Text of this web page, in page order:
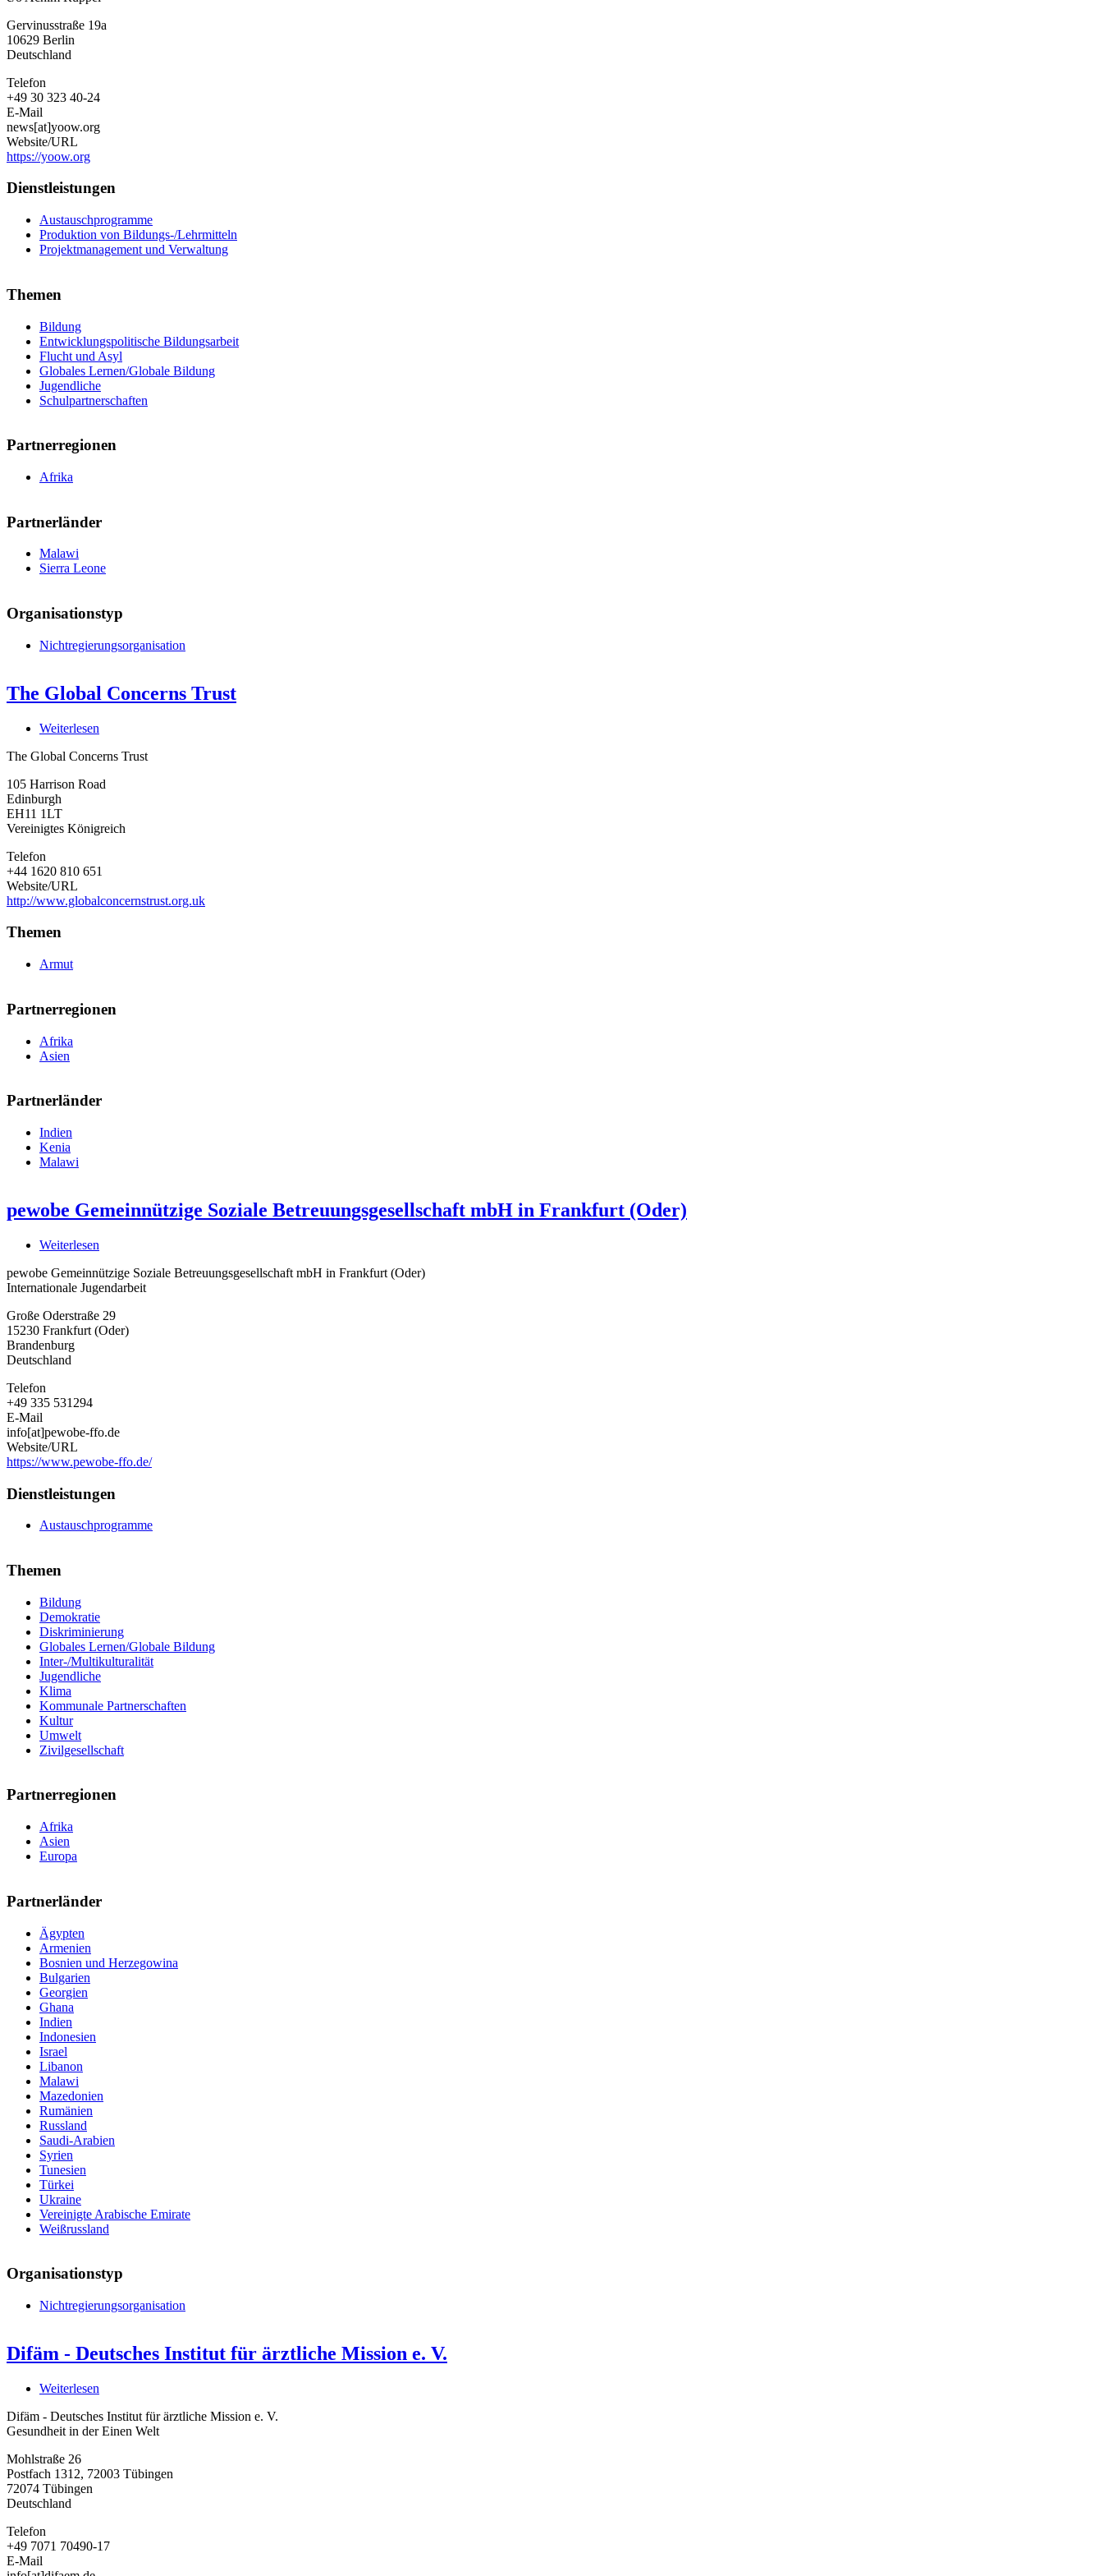
for
Gervinusstraße 19a
10629 Berlin
Deutschland
Telefon
+49 30 323 40-24
E-Mail
news[at]yoow.org
Website/URL
https://yoow.org
Dienstleistungen
Austauschprogramme
Produktion von Bildungs-/Lehrmitteln
Projektmanagement und Verwaltung
Themen
Bildung
Entwicklungspolitische Bildungsarbeit
Flucht und Asyl
Globales Lernen/Globale Bildung
Jugendliche
Schulpartnerschaften
Partnerregionen
Afrika
Partnerländer
Malawi
Sierra Leone
Organisationstyp
Nichtregierungsorganisation
The Global Concerns Trust
Weiterlesen
Global
Trust
The Global Concerns Trust
105 Harrison Road
Edinburgh
EH11 1LT
Vereinigtes Königreich
Telefon
+44 1620 810 651
Website/URL
http://www.globalconcernstrust.org.uk
Themen
Armut
Partnerregionen
Afrika
Asien
Partnerländer
Indien
Kenia
Malawi
pewobe Gemeinnützige Soziale Betreuungsgesellschaft mbH in Frankfurt (Oder)
Weiterlesen
Gemeinnützige
Soziale
mbH
in
pewobe Gemeinnützige Soziale Betreuungsgesellschaft mbH in Frankfurt (Oder)
Internationale Jugendarbeit
Große Oderstraße 29
15230 Frankfurt (Oder)
Brandenburg
Deutschland
Telefon
+49 335 531294
E-Mail
info[at]pewobe-ffo.de
Website/URL
https://www.pewobe-ffo.de/
Dienstleistungen
Austauschprogramme
Themen
Bildung
Demokratie
Diskriminierung
Globales Lernen/Globale Bildung
Inter-/Multikulturalität
Jugendliche
Klima
Kommunale Partnerschaften
Kultur
Umwelt
Zivilgesellschaft
Partnerregionen
Afrika
Asien
Europa
Partnerländer
Ägypten
Armenien
Bosnien und Herzegowina
Bulgarien
Georgien
Ghana
Indien
Indonesien
Israel
Libanon
Malawi
Mazedonien
Rumänien
Russland
Saudi-Arabien
Syrien
Tunesien
Türkei
Ukraine
Vereinigte Arabische Emirate
Weißrussland
Organisationstyp
Nichtregierungsorganisation
Difäm - Deutsches Institut für ärztliche Mission e. V.
Weiterlesen
-
Deutsches
ärztliche
Difäm - Deutsches Institut für ärztliche Mission e. V.
Gesundheit in der Einen Welt
Mohlstraße 26
Postfach 1312, 72003 Tübingen
72074 Tübingen
Deutschland
Telefon
+49 7071 70490-17
E-Mail